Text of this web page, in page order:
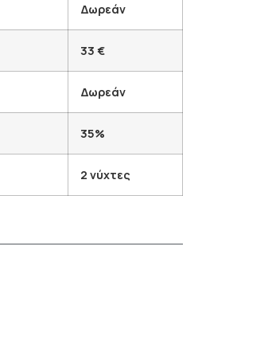
Δωρεάν
33 €
Δωρεάν
35%
2 νύχτες